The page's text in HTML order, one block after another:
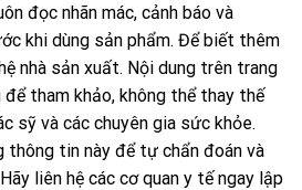
đọc nhãn mác, cảnh báo và
khi dùng sản phẩm. Để biết thêm
nhà sản xuất. Nội dung trên trang
tham khảo, không thể thay thế
sỹ và các chuyên gia sức khỏe.
thông tin này để tự chẩn đoán và
liên hệ các cơ quan y tế ngay lập